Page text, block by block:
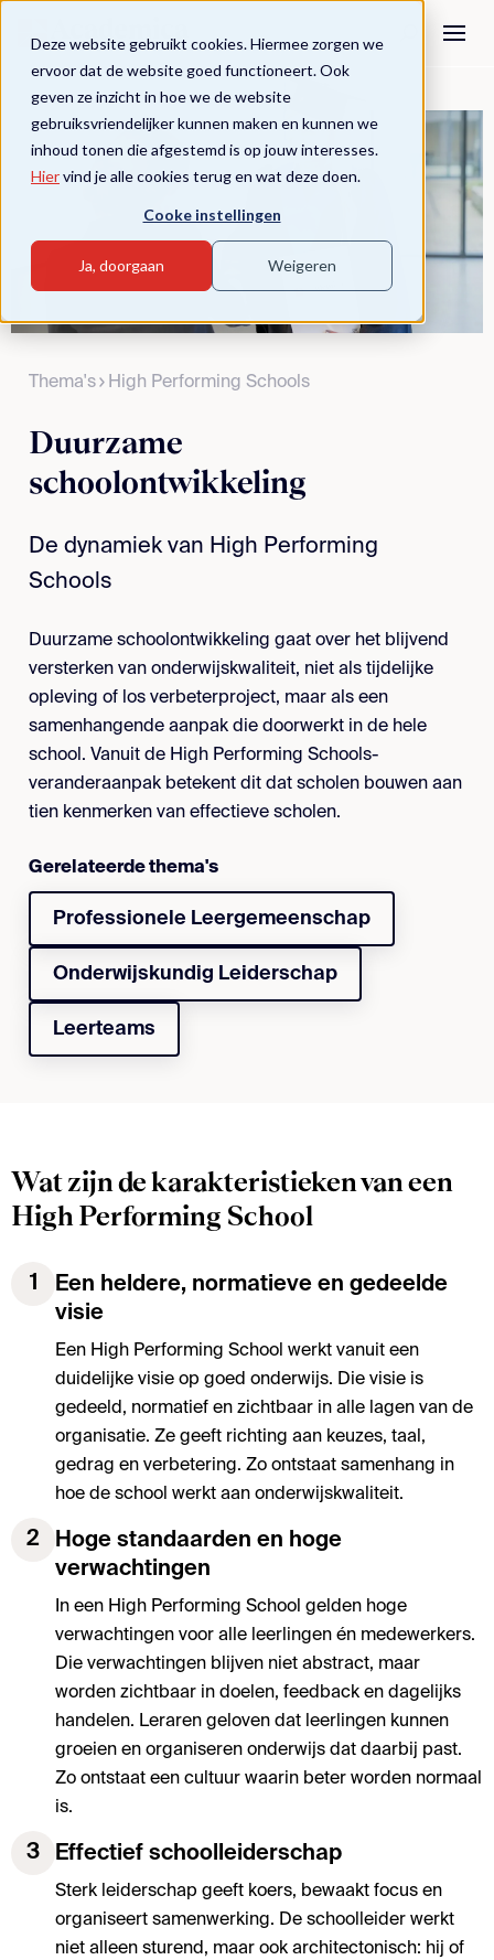
Deze website gebruikt cookies. Hiermee zorgen we
ervoor dat de website goed functioneert. Ook
geven ze inzicht in hoe we de website
gebruiksvriendelijker kunnen maken en kunnen we
inhoud tonen die afgestemd is op jouw interesses.
Hiervind je alle cookies terug en wat deze doen.
Cooke instellingen
Ja, doorgaan Weigeren
Thema's High Performing Schools
Duurzame
schoolontwikkeling
De dynamiek van High Performing
Schools
Duurzame schoolontwikkeling gaat over het blijvend
versterken van onderwijskwaliteit, niet als tijdelijke
opleving of los verbeterproject, maar als een
samenhangende aanpak die doorwerkt in de hele
school. Vanuit de High Performing Schools-
veranderaanpak betekent dit dat scholen bouwen aan
tien kenmerken van effectieve scholen.
Gerelateerde thema's
Professionele Leergemeenschap
Onderwijskundig Leiderschap
Leerteams
Wat zijn de karakteristieken van een
High Performing School
1
Een heldere, normatieve en gedeelde
visie
Een High Performing School werkt vanuit een
duidelijke visie op goed onderwijs. Die visie is
gedeeld, normatief en zichtbaar in alle lagen van de
organisatie. Ze geeft richting aan keuzes, taal,
gedrag en verbetering. Zo ontstaat samenhang in
hoe de school werkt aan onderwijskwaliteit.
2
Hoge standaarden en hoge
verwachtingen
In een High Performing School gelden hoge
verwachtingen voor alle leerlingen én medewerkers.
Die verwachtingen blijven niet abstract, maar
worden zichtbaar in doelen, feedback en dagelijks
handelen. Leraren geloven dat leerlingen kunnen
groeien en organiseren onderwijs dat daarbij past.
Zo ontstaat een cultuur waarin beter worden normaal
is.
3 Effectief schoolleiderschap
Sterk leiderschap geeft koers, bewaakt focus en
organiseert samenwerking. De schoolleider werkt
niet alleen sturend, maar ook architectonisch: hij of